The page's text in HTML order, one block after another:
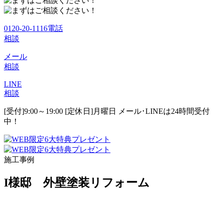
0120-20-1116電話
相談
メール
相談
LINE
相談
[受付]9:00～19:00 [定休日]月曜日
メール･LINEは24時間受付
中！
施工事例
I様邸 外壁塗装リフォーム